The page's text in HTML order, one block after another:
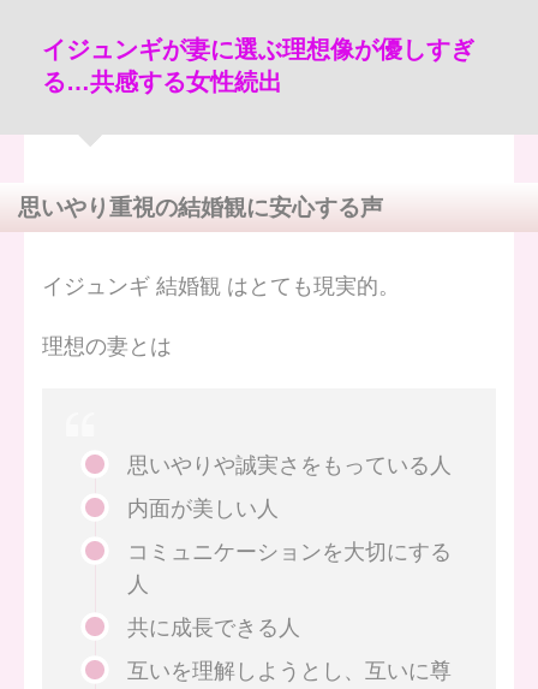
イジュンギが妻に選ぶ理想像が優しすぎ
る…共感する女性続出
思いやり重視の結婚観に安心する声
イジュンギ 結婚観 はとても現実的。
理想の妻とは
思いやりや誠実さをもっている人
内面が美しい人
コミュニケーションを大切にする
人
共に成長できる人
互いを理解しようとし、互いに尊